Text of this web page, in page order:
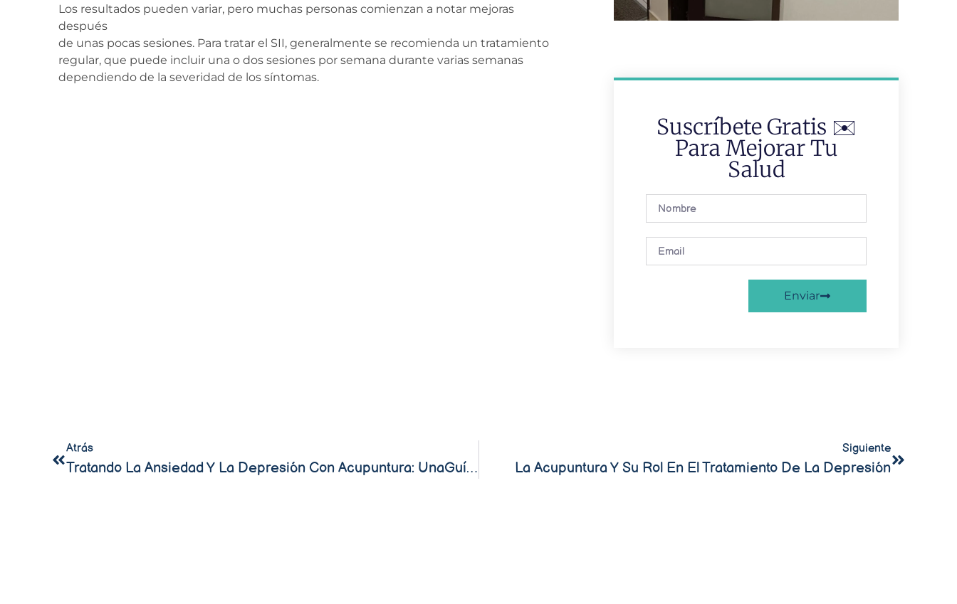
Los resultados pueden variar, pero muchas personas comienzan a notar mejoras
después
de unas pocas sesiones. Para tratar el SII, generalmente se recomienda un tratamiento
regular, que puede incluir una o dos sesiones por semana durante varias semanas
dependiendo de la severidad de los síntomas.
Suscríbete Gratis ✉️
Para Mejorar Tu
Salud
Enviar
Atrás
Tratando La Ansiedad Y La Depresión Con Acupuntura: UnaGuía Comprensible
Siguiente
La Acupuntura Y Su Rol En El Tratamiento De La Depresión